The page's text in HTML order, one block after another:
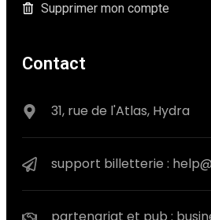
Supprimer mon compte
Contact
31, rue de l'Atlas, Hydra
support billetterie :